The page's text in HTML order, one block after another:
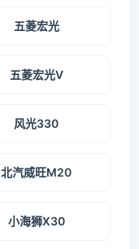
五菱宏光
五菱宏光V
风光330
北汽威旺M20
小海狮X30